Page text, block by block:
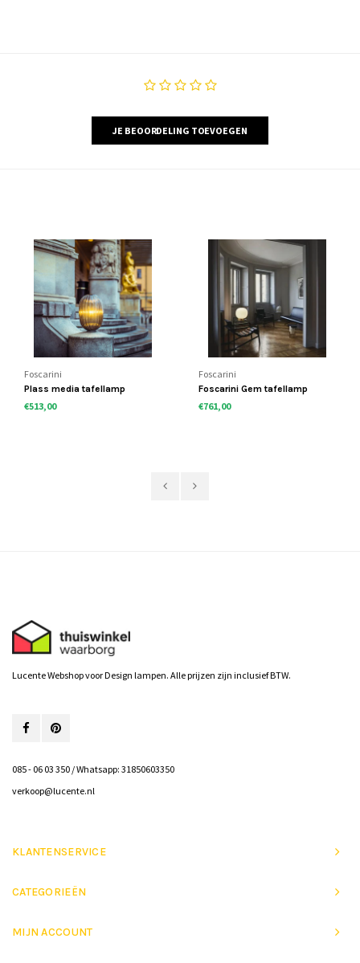
JE BEOORDELING TOEVOEGEN
Foscarini
Plass media tafellamp
€513,00
Foscarini
Foscarini Gem tafellamp
€761,00
Lucente Webshop voor Design lampen. Alle prijzen zijn inclusief BTW.
085 - 06 03 350 / Whatsapp: 31850603350
verkoop@lucente.nl
KLANTENSERVICE
CATEGORIEËN
MIJN ACCOUNT